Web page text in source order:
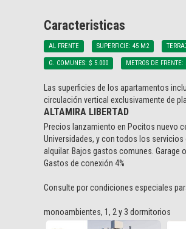
Caracteristicas
AL FRENTE SUPERFICIE: 45 M2
G. COMUNES: $ 5.000 METROS DE FRENTE:
Las superficies de los apartamentos
circulación vertical exclusivamente de
ALTAMIRA LIBERTAD
Precios lanzamiento en Pocitos nuevo
Universidades, y con todos los servicios
alquilar. Bajos gastos comunes. Garage
Gastos de conexión 4%
Consulte por condiciones especiales
monoambientes, 1, 2 y 3 dormitorios